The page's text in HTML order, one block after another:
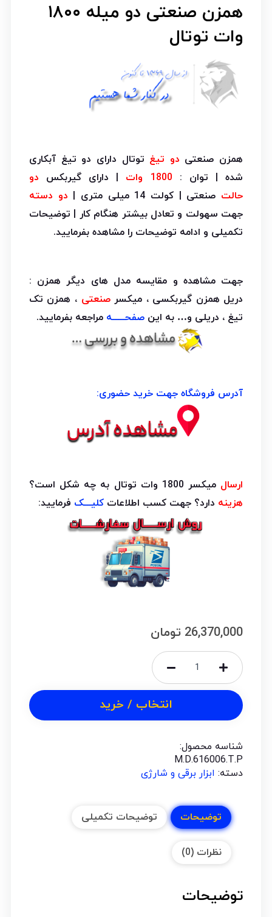
همزن صنعتی دو میله ۱۸۰۰
وات توتال
همزن صنعتی دو تیغ توتال دارای دو تیغ آبکاری
شده | توان :
| دارای گیربکس دو
حالت صنعتی | کولت 14 میلی متری |
دو دسته
جهت سهولت و تعادل بیشتر هنگام کار | توضیحات
تکمیلی و ادامه توضیحات را مشاهده بفرمایید.
جهت مشاهده و مقایسه مدل های دیگر همزن :
دریل همزن گیربکسی ، میکسرصنعتی ، همزن تک
تیغ ، دریلی و… به این صفحـــــه مراجعه بفرمایید.
آدرس فروشگاه جهت خرید حضوری:
ارسال میکسر 1800 وات توتال به چه شکل است؟
هزینه دارد؟ جهت کسب اطلاعات کلیـــک فرمایید:
26,370,000 تومان
انتخاب / خرید
شناسه محصول:
M.D.616006.T.P
دسته: ابزار برقی و شارژی
توضیحات توضیحات تکمیلی
نظرات (0)
توضیحات